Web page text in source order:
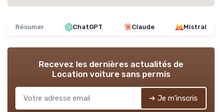
Résumer ChatGPT Claude Mistral
Recevez les dernières actualités de
Location voiture sans permis
➔ Je m'inscris